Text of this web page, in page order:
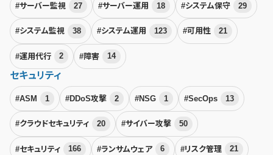
#サーバー監視 27 #サーバー運用 18 #システム保守 29
#システム監視 38 #システム運用 123 #可用性 21
#運用代行 2 #障害 14
セキュリティ
#ASM 1 #DDoS攻撃 2 #NSG 1 #SecOps 13
#クラウドセキュリティ 20 #サイバー攻撃 50
#セキュリティ 166 #ランサムウェア 6 #リスク管理 21